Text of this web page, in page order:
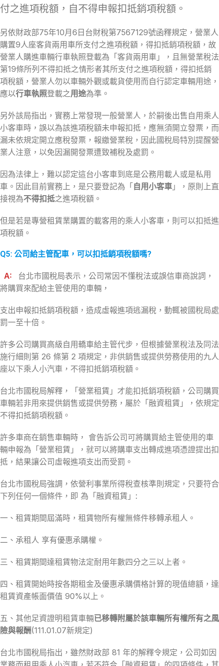
付之進項稅額，自不得申報扣抵銷項稅額。
另依財政部75年10月6日台財稅第7567129號函釋規定，營業人
購置9人座客貨兩用車所支付之進項稅額，得扣抵銷項稅額，故
營業人購進車輛行車執照登載為「客貨兩用車」，且無營業稅法
第19條所列不得扣抵之情形者其所支付之進項稅額，得扣抵銷
項稅額，營業人勿以車輛外觀或載貨使用而自行認定車輛用途，
應以行車執照登載之用途為準。
另外該局指出，實務上常發現一般營業人，於嗣後出售自用乘人
小客車時，誤以為該進項稅額未申報扣抵，應無須開立發票，而
漏未依規定開立應稅發票，報繳營業稅，因此國稅局特別提醒營
業人注意，以免因漏開發票遭致補稅及處罰。
因為法律上，難以認定這台小客車到底是公務用載人或是私用
車。因此目前實務上，是只要登記為「 自用小客車 」，原則上直
接視為不得扣抵之進項稅額。
但是若是專營租賃業購置的載客用的乘人小客車，則可以扣抵進
項稅額。
Q5: 公司給主管配車，可以扣抵銷項稅額嗎?
A:
台北市國稅局表示，公司常因不懂稅法或誤信車商說詞，
將購買來配給主管使用的車輛，
支出申報扣抵銷項稅額，造成虛報進項逃漏稅，動輒被國稅局處
罰一至十倍。
許多公司購買高級自用轎車給主管代步，但根據營業稅法及同法
施行細則第 26 條第 2 項規定，非供銷售或提供勞務使用的九人
座以下乘人小汽車，不得扣抵銷項稅額。
台北市國稅局解釋，「營業租賃」才能扣抵銷項稅額，公司購買
車輛若非用來提供銷售或提供勞務，屬於「融資租賃」，依規定
不得扣抵銷項稅額。
許多車商在銷售車輛時， 會告訴公司可將購買給主管使用的車
輛申報為「營業租賃」，就可以將購車支出轉成進項憑證提出扣
抵，結果讓公司虛報進項支出而受罰。
台北市國稅局強調，依營利事業所得稅查核準則規定，只要符合
下列任何一個條件，即 為「融資租賃」:
一、租賃期間屆滿時，租賃物所有權無條件移轉承租人。
二、承租人 享有優惠承購權。
三、租賃期間達租賃物法定耐用年數四分之三以上者。
四、租賃開始時按各期租金及優惠承購價格計算的現值總額，達
租賃資產帳面價值 90%以上。
五、其他足資證明租賃車輛已移轉附屬於該車輛所有權所有之風
險與報酬(111.01.07新規定)
台北市國稅局指出，雖然財政部 81 年的解釋令規定，公司如因